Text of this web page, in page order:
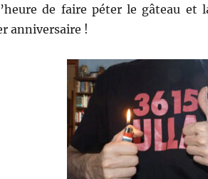
de faire péter le gâteau et
anniversaire !